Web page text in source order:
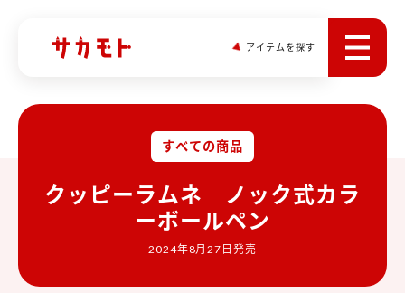
アイテムを探す
すべての商品
クッピーラムネ ノック式カラ
ーボールペン
2024年8月27日発売